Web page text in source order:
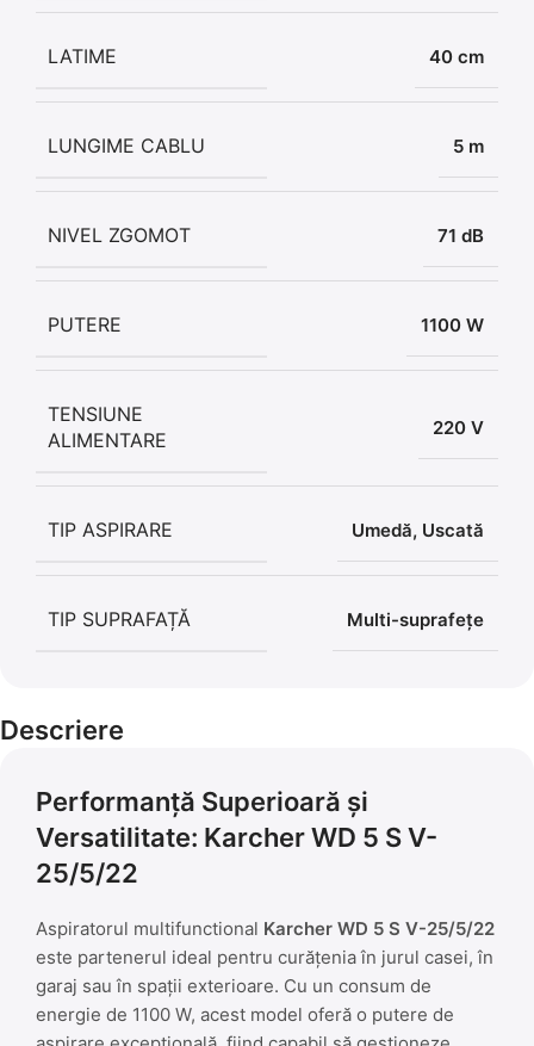
LATIME 40 cm
LUNGIME CABLU 5 m
NIVEL ZGOMOT 71 dB
PUTERE 1100 W
TENSIUNE
ALIMENTARE
220 V
TIP ASPIRARE Umedă, Uscată
TIP SUPRAFAȚĂ Multi-suprafețe
Descriere
Performanță Superioară și
Versatilitate: Karcher WD 5 S V-
25/5/22
Aspiratorul multifunctional Karcher WD 5 S V-25/5/22
este partenerul ideal pentru curățenia în jurul casei, în
garaj sau în spații exterioare. Cu un consum de
energie de 1100 W, acest model oferă o putere de